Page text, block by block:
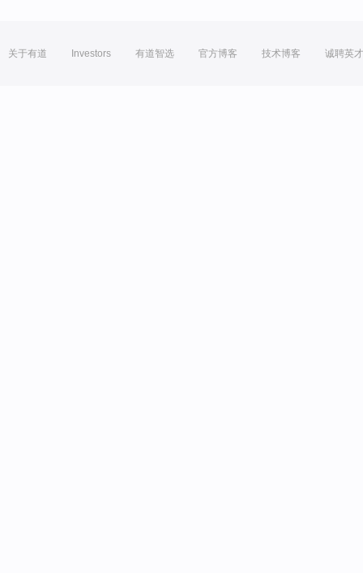
关于有道 Investors 有道智选 官方博客 技术博客 诚聘英才